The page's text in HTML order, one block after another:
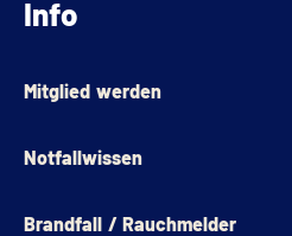
Info
Mitglied werden
Notfallwissen
Brandfall / Rauchmelder